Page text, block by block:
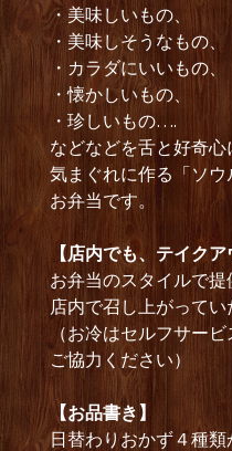
・美味しいもの、
・美味しそうなもの、
・カラダにいいもの、
・懐かしいもの、
・珍しいもの….
などなどを舌と好奇心
気まぐれに作る「ソ
お弁当です。
【店内でも、テイクア
お弁当のスタイルで提
店内で召し上がって
（お冷はセルフサー
ご協力ください）
【お品書き】
日替わりおかず４種